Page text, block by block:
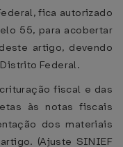
fica autorizado
55, para acobertar
artigo, devendo
Federal.
fiscal e das
às notas fiscais
dos materiais
(Ajuste SINIEF